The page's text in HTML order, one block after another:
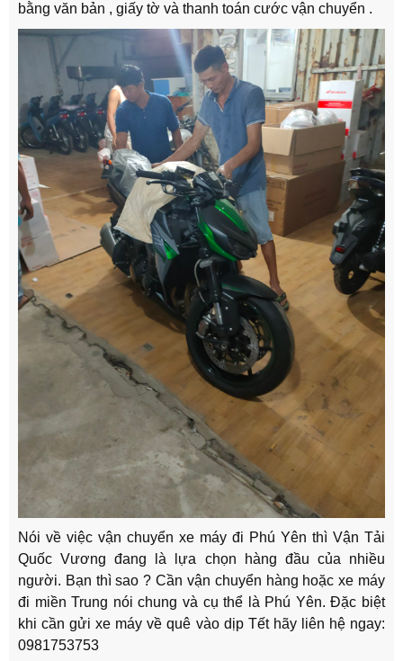
bằng văn bản , giấy tờ và thanh toán cước vận chuyển .
Nói về việc vận chuyển xe máy đi Phú Yên thì Vận Tải
Quốc Vương đang là lựa chọn hàng đầu của nhiều
người. Bạn thì sao ? Cần vận chuyển hàng hoặc xe máy
đi miền Trung nói chung và cụ thể là Phú Yên. Đặc biệt
khi cần gửi xe máy về quê vào dịp Tết hãy liên hệ ngay:
0981753753